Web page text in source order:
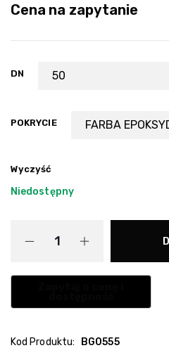
Cena na zapytanie
DN
POKRYCIE
Wyczyść
Niedostępny
Kod Produktu: BG0555